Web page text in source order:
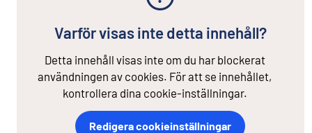
Varför visas inte detta innehåll?
Detta innehåll visas inte om du har blockerat
användningen av cookies. För att se innehållet,
kontrollera dina cookie-inställningar.
Redigera cookieinställningar